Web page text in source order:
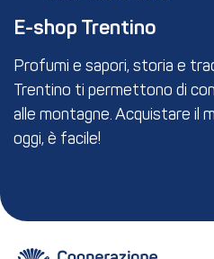
E-shop Trentino
Profumi e sapori, storia e
Trentino ti permettono di
alle montagne. Acquistare il
oggi, è facile!